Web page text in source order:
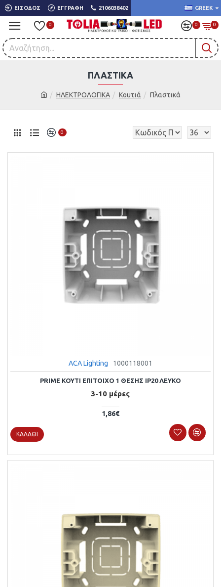
ΕΊΣΟΔΟΣ ΕΓΓΡΑΦΉ 2106038402 GREEK
0 0 0
ΗΛΕΚΤΡΟΛΟΓΙΚΑ Κουτιά Πλαστικά
ΠΛΑΣΤΙΚΆ
0
ACA Lighting 1000118001
PRIME KOYTI ΕΠΙΤΟΙΧΟ 1 ΘΕΣΗΣ IP20 ΛΕΥΚΟ
3-10 μέρες
1,86€
ΚΑΛΆΘΙ